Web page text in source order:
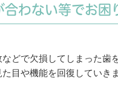
わない等でお困
どで欠損してしまった歯
目や機能を回復していき